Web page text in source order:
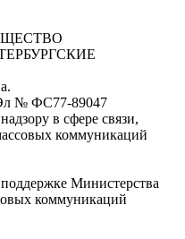
Эл № ФС77-89047
в сфере связи,
коммуникаций
Министерства
коммуникаций